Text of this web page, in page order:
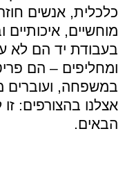
כלכלית, אנשים
בעבודת יד הם לא
ומחליפים – הם
במשפחה, ועוברים
אצלנו בהצורפים:
הבאים.